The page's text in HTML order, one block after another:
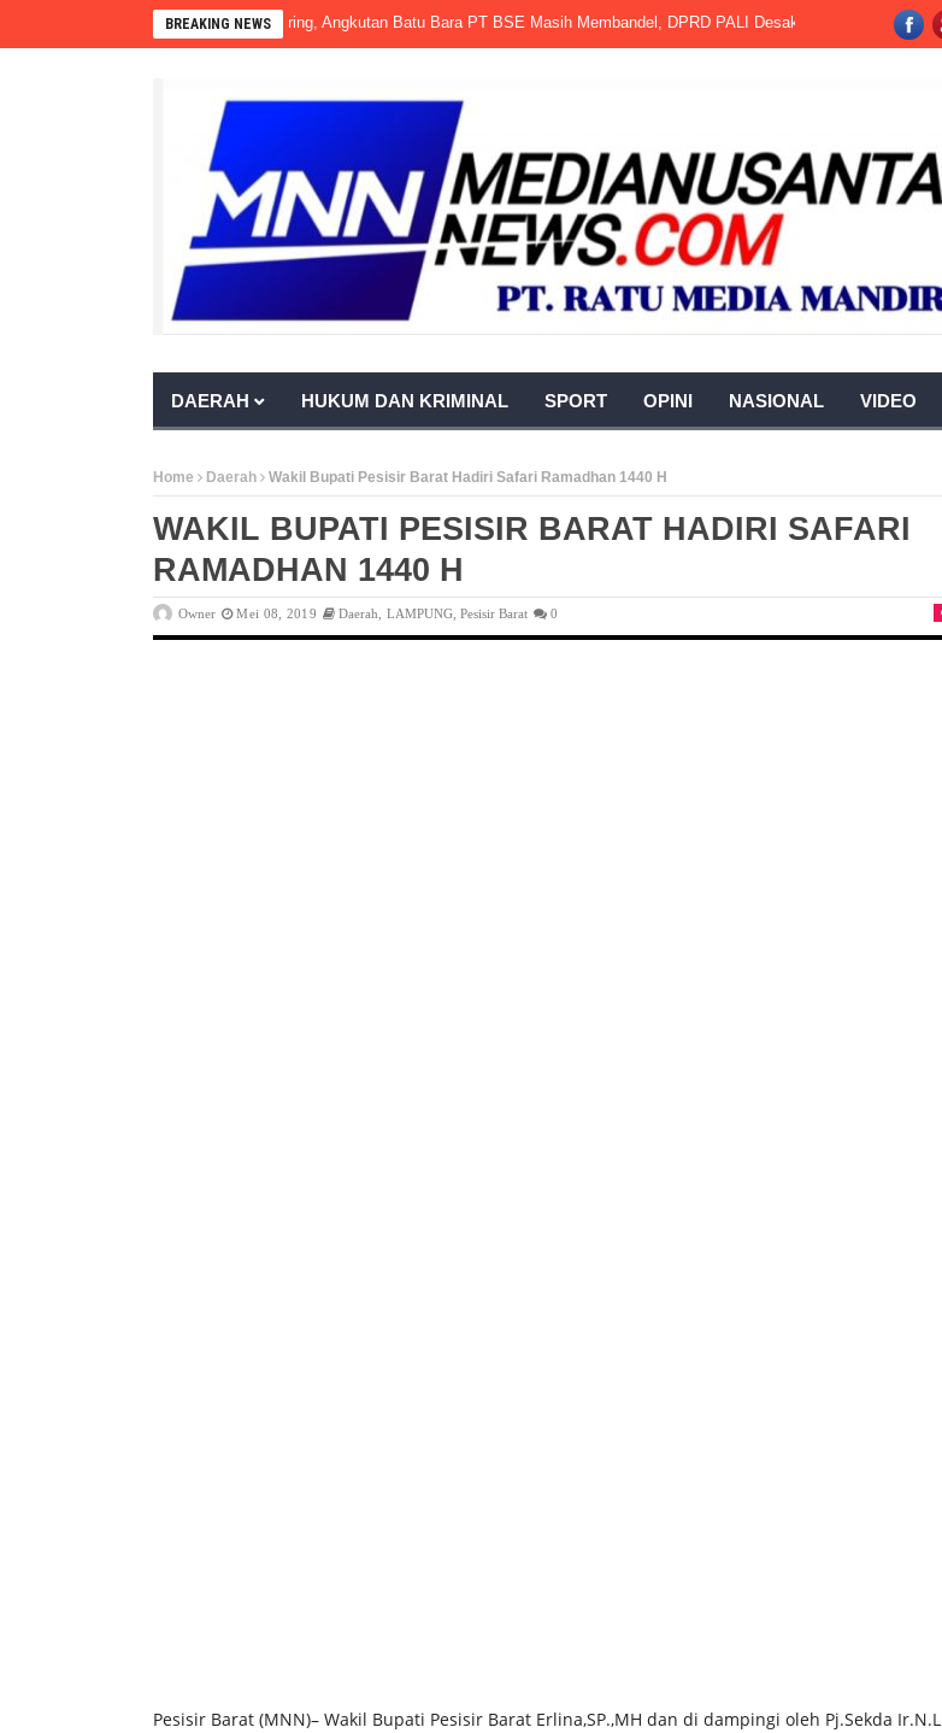
BREAKING NEWS
Sumsel Seolah Tak Bertaring, Angkutan Batu Bara PT BSE Masih Membandel, DPRD PALI Desak Segera Dihentikan.
DAERAH HUKUM DAN KRIMINAL SPORT OPINI NASIONAL VIDEO
Home Daerah Wakil Bupati Pesisir Barat Hadiri Safari Ramadhan 1440 H
WAKIL BUPATI PESISIR BARAT HADIRI SAFARI
RAMADHAN 1440 H
Owner Mei 08, 2019 Daerah LAMPUNG,Pesisir Barat 0
Pesisir Barat (MNN)– Wakil Bupati Pesisir Barat Erlina,SP.,MH dan di dampingi oleh Pj.Sekda